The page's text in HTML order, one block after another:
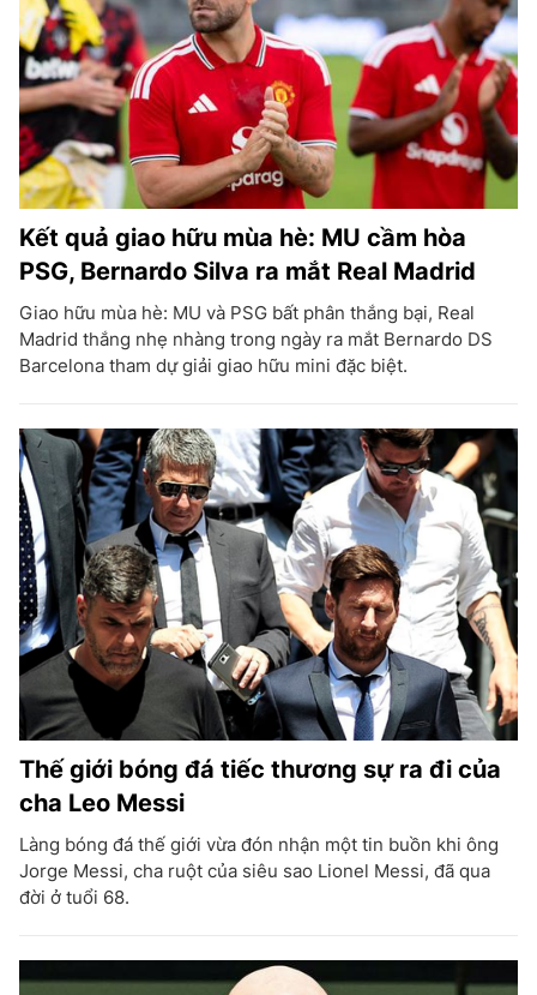
Kết quả giao hữu mùa hè: MU cầm hòa
PSG, Bernardo Silva ra mắt Real Madrid
Giao hữu mùa hè: MU và PSG bất phân thắng bại, Real
Madrid thắng nhẹ nhàng trong ngày ra mắt Bernardo DS
Barcelona tham dự giải giao hữu mini đặc biệt.
Thế giới bóng đá tiếc thương sự ra đi của
cha Leo Messi
Làng bóng đá thế giới vừa đón nhận một tin buồn khi ông
Jorge Messi, cha ruột của siêu sao Lionel Messi, đã qua
đời ở tuổi 68.